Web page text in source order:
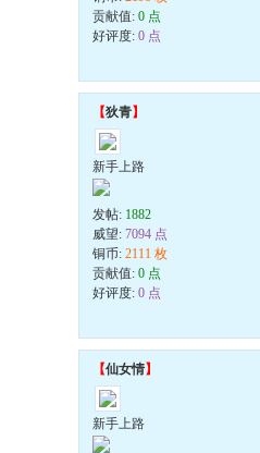
贡献值: 0 点
好评度: 0 点
【狄青】
新手上路
发帖: 1882
威望: 7094 点
铜币: 2111 枚
贡献值: 0 点
好评度: 0 点
【仙女情】
新手上路